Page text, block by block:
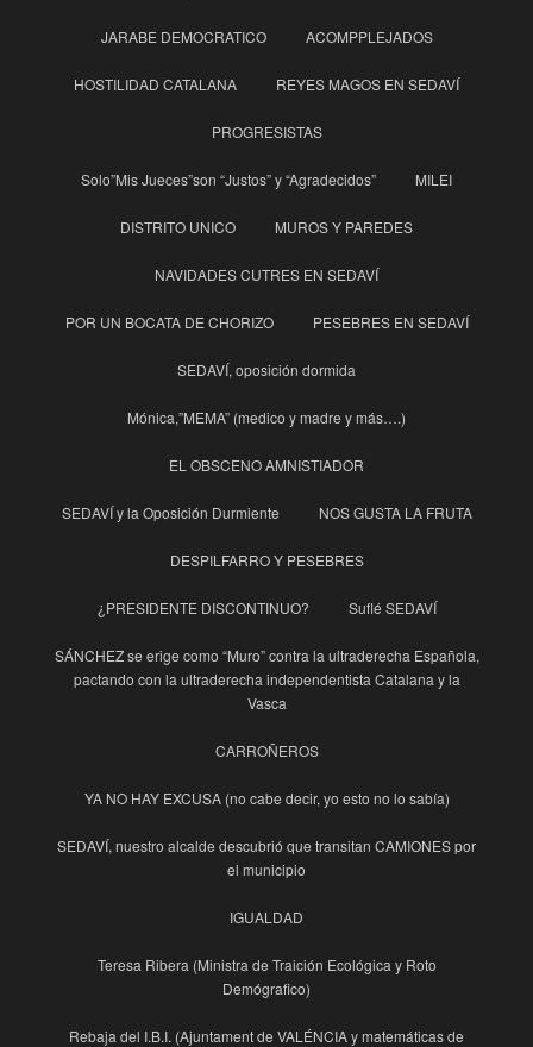
JARABE DEMOCRATICO ACOMPPLEJADOS
HOSTILIDAD CATALANA REYES MAGOS EN SEDAVÍ
PROGRESISTAS
Solo”Mis Jueces”son “Justos” y “Agradecidos” MILEI
DISTRITO UNICO MUROS Y PAREDES
NAVIDADES CUTRES EN SEDAVÍ
POR UN BOCATA DE CHORIZO PESEBRES EN SEDAVÍ
SEDAVÍ, oposición dormida
Mónica,”MEMA” (medico y madre y más….)
EL OBSCENO AMNISTIADOR
SEDAVÍ y la Oposición Durmiente NOS GUSTA LA FRUTA
DESPILFARRO Y PESEBRES
¿PRESIDENTE DISCONTINUO? Suflé SEDAVÍ
SÁNCHEZ se erige como “Muro” contra la ultraderecha Española,
pactando con la ultraderecha independentista Catalana y la
Vasca
CARROÑEROS
YA NO HAY EXCUSA (no cabe decir, yo esto no lo sabía)
SEDAVÍ, nuestro alcalde descubrió que transitan CAMIONES por
el municipio
IGUALDAD
Teresa Ribera (Ministra de Traición Ecológica y Roto
Demógrafico)
Rebaja del I.B.I. (Ajuntament de VALÉNCIA y matemáticas de